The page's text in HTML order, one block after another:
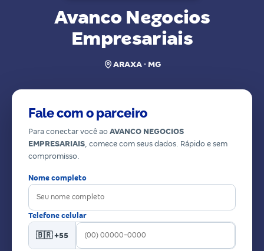
Avanco Negocios
Empresariais
ARAXA · MG
Fale com o parceiro
Para conectar você ao AVANCO NEGOCIOS
EMPRESARIAIS, comece com seus dados. Rápido e sem
compromisso.
Nome completo
Telefone celular
🇧🇷 +55